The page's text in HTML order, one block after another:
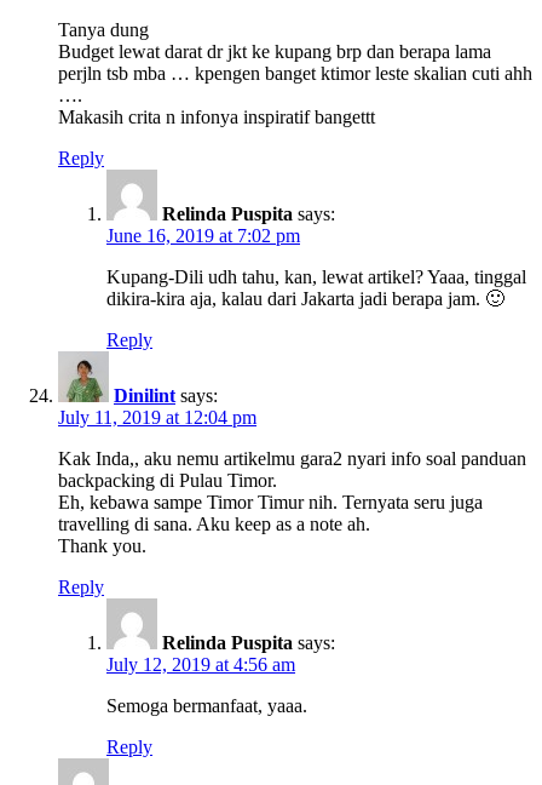
Tanya dung
Budget lewat darat dr jkt ke kupang brp dan berapa lama
perjln tsb mba … kpengen banget ktimor leste skalian cuti ahh
….
Makasih crita n infonya inspiratif bangettt
Reply
Relinda Puspita says:
June 16, 2019 at 7:02 pm
Kupang-Dili udh tahu, kan, lewat artikel? Yaaa, tinggal
dikira-kira aja, kalau dari Jakarta jadi berapa jam. 🙂
Reply
Dinilint says:
July 11, 2019 at 12:04 pm
Kak Inda,, aku nemu artikelmu gara2 nyari info soal panduan
backpacking di Pulau Timor.
Eh, kebawa sampe Timor Timur nih. Ternyata seru juga
travelling di sana. Aku keep as a note ah.
Thank you.
Reply
Relinda Puspita says:
July 12, 2019 at 4:56 am
Semoga bermanfaat, yaaa.
Reply